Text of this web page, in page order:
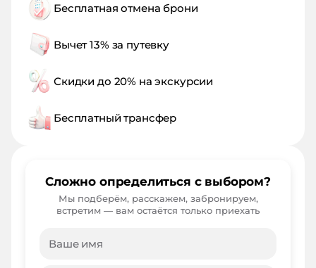
Бесплатная отмена брони
Вычет 13% за путевку
Скидки до 20% на экскурсии
Бесплатный трансфер
Сложно определиться с выбором?
Мы подберём, расскажем, забронируем,
встретим — вам остаётся только приехать